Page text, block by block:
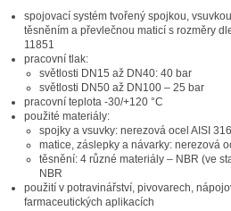
spojovací systém tvořený spojkou,
těsněním a převlečnou maticí s rozměry
11851
pracovní tlak:
světlosti DN15 až DN40: 40 bar
světlosti DN50 až DN100 – 25 bar
pracovní teplota -30/+120 °C
použité materiály:
spojky a vsuvky: nerezová ocel AISI
matice, záslepky a návarky: nerezová
těsnění: 4 různé materiály – NBR (ve
NBR
použití v potravinářství, pivovarech,
farmaceutických aplikacích